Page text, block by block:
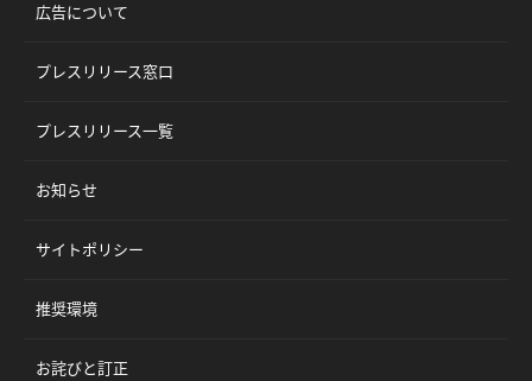
広告について
プレスリリース窓口
プレスリリース一覧
お知らせ
サイトポリシー
推奨環境
お詫びと訂正